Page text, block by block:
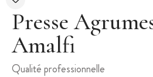
Presse
Amalfi
Qualité professionnelle